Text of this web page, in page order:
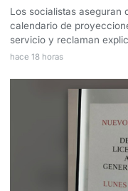
Los socialistas aseguran
calendario de
servicio y reclaman
hace 18 horas